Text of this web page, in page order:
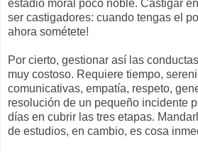
estadio moral poco noble. Castigar
ser castigadores: cuando tengas el
ahora sométete!
Por cierto, gestionar así las
muy costoso. Requiere tiempo,
comunicativas, empatía, respeto,
resolución de un pequeño incidente
días en cubrir las tres etapas.
de estudios, en cambio, es cosa